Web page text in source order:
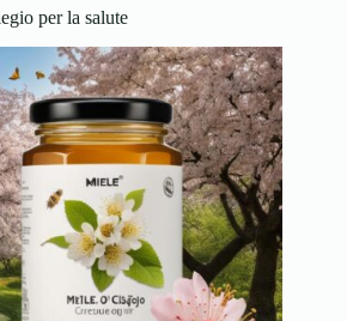
per la salute